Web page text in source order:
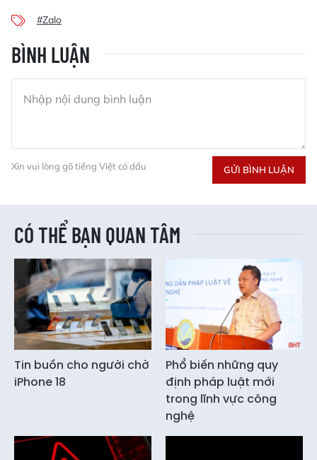
#Zalo
BÌNH LUẬN
Xin vui lòng gõ tiếng Việt có dấu GỬI BÌNH LUẬN
CÓ THỂ BẠN QUAN TÂM
Tin buồn cho người chờ
iPhone 18
Phổ biến những quy
định pháp luật mới
trong lĩnh vực công
nghệ